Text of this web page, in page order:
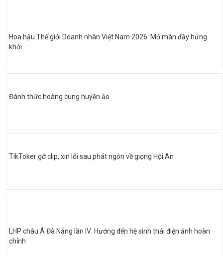
Hoa hậu Thế giới Doanh nhân Việt Nam 2026: Mở màn đầy hứng
khởi
Đánh thức hoàng cung huyền ảo
TikToker gỡ clip, xin lỗi sau phát ngôn về giọng Hội An
LHP châu Á Đà Nẵng lần IV: Hướng đến hệ sinh thái điện ảnh hoàn
chỉnh